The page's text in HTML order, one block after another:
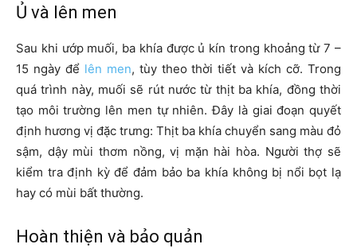
Ủ và lên men
Sau khi ướp muối, ba khía được ủ kín trong khoảng từ 7 –
15 ngày để lên men, tùy theo thời tiết và kích cỡ. Trong
quá trình này, muối sẽ rút nước từ thịt ba khía, đồng thời
tạo môi trường lên men tự nhiên. Đây là giai đoạn quyết
định hương vị đặc trưng: Thịt ba khía chuyển sang màu đỏ
sậm, dậy mùi thơm nồng, vị mặn hài hòa. Người thợ sẽ
kiểm tra định kỳ để đảm bảo ba khía không bị nổi bọt lạ
hay có mùi bất thường.
Hoàn thiện và bảo quản